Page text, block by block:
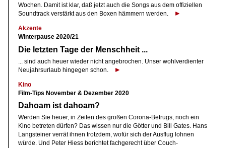
Wochen. Damit ist klar, daß jetzt auch die Songs aus dem offiziellen
Soundtrack verstärkt aus den Boxen hämmern werden.
Akzente
Winterpause 2020/21
Die letzten Tage der Menschheit ...
... sind auch heuer wieder nicht angebrochen. Unser wohlverdienter
Neujahrsurlaub hingegen schon.
Kino
Film-Tips November & Dezember 2020
Dahoam ist dahoam?
Werden Sie heuer, in Zeiten des großen Corona-Betrugs, noch ein
Kino betreten dürfen? Das wissen nur die Götter und Bill Gates. Hans
Langsteiner verrät ihnen trotzdem, wofür sich der Ausflug lohnen
würde. Und Peter Hiess berichtet fachgerecht über Couch-